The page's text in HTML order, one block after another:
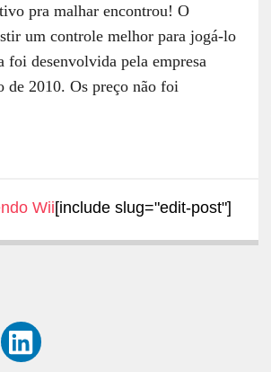
pra malhar encontrou! O
um controle melhor para jogá-lo
desenvolvida pela empresa
de 2010. Os preço não foi
Wii[include slug="edit-post"]